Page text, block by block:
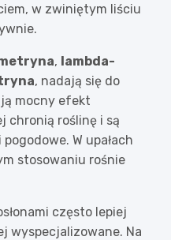
w zwiniętym liściu
, lambda-
, nadają się do
mocny efekt
chronią roślinę i są
W upałach
stosowaniu rośnie
często lepiej
wyspecjalizowane. Na